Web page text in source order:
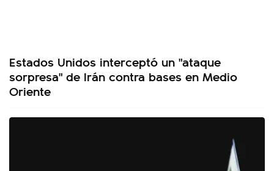
Estados Unidos interceptó un "ataque
sorpresa" de Irán contra bases en Medio
Oriente